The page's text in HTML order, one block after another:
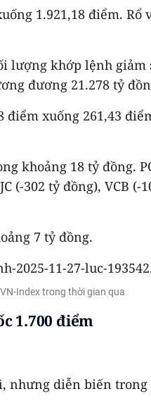
1.921,18 điểm.
khớp lệnh
đương 21.278 tỷ
xuống 261,43
khoảng 18 tỷ đồng.
302 tỷ đồng), VCB
7 tỷ đồng.
Index trong thời gian qua
1.700 điểm
diễn biến